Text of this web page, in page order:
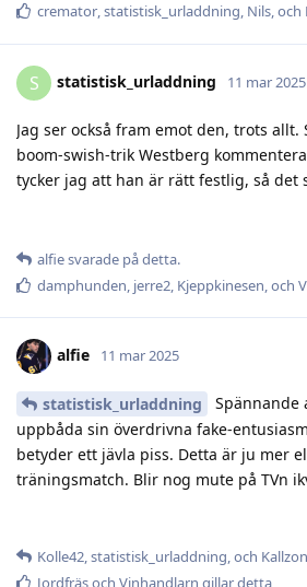
cremator,statistisk_urladdning, Nils, och
S statistisk_urladdning 11 mar 2025
Jag ser också fram emot den, trots allt.
boom-swish-trik Westberg
tycker jag att han är rätt festlig, så det
alfiesvarade på detta.
damphunden, jerre2, Kjeppkinesen, och
alfie 11 mar 2025
statistisk_urladdning
Spännande
uppbåda sin överdrivna fake-
betyder ett jävla piss. Detta är ju mer
träningsmatch. Blir nog mute på TVn
Kolle42,statistisk_urladdning, och Kallzon